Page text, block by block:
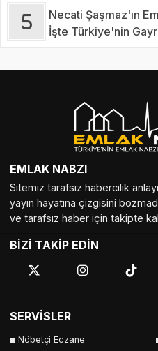
Necati Şaşmaz'ın
İşte Türkiye'nin
EMLAK NABZI
Sitemiz tarafsız habercilik
yayın hayatına çizgisini
ve tarafsız haber için takipte
BİZİ TAKİP EDİN
SERVİSLER
Nöbetçi Eczane